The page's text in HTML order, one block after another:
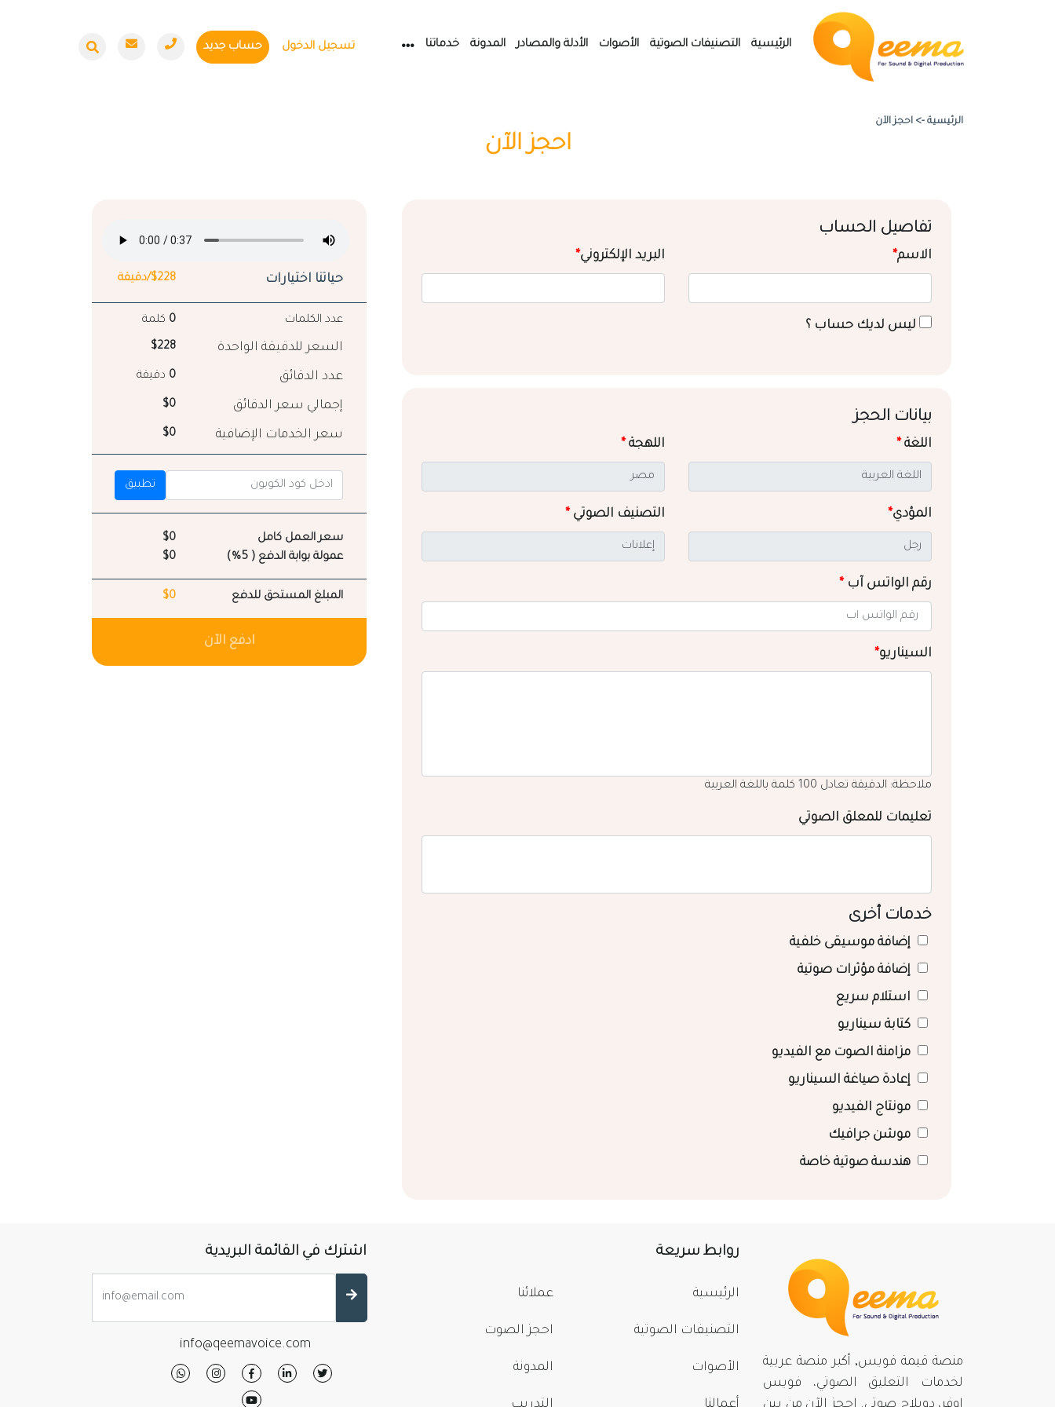
الرئيسية التصنيفات الصوتية الأصوات الأدلة والمصادر المدونة خدماتنا تسجيل الدخول حساب جديد
الرئيسية -> احجز الآن
احجز الآن
تفاصيل الحساب
الاسم* البريد الإلكتروني*
ليس لديك حساب ؟
بيانات الحجز
اللغة* اللهجة*
المؤدي* التصنيف الصوتي*
رقم الواتس آب*
السيناريو*
ملاحظة: الدقيقة تعادل 100 كلمة باللغة العربية
تعليمات للمعلق الصوتي
خدمات أخرى
إضافة موسيقى خلفية
إضافة مؤثرات صوتية
استلام سريع
كتابة سيناريو
مزامنة الصوت مع الفيديو
إعادة صياغة السيناريو
مونتاج الفيديو
موشن جرافيك
هندسة صوتية خاصة
حياتنا اختيارات $228/دقيقة
عدد الكلمات 0 كلمة
السعر للدقيقة الواحدة $228
عدد الدقائق 0 دقيقة
إجمالي سعر الدقائق $0
سعر الخدمات الإضافية $0
تطبيق
سعر العمل كامل
$0
عمولة بوابة الدفع ( 5%)
$0
المبلغ المستحق للدفع $0
ادفع الآن
منصة قيمة فويس, أكبر منصة عربية
لخدمات التعليق الصوتي، فويس
روابط سريعة
الرئيسية
التصنيفات الصوتية
الأصوات
عملائنا
احجز الصوت
المدونة
اشترك في القائمة البريدية
info@qeemavoice.com